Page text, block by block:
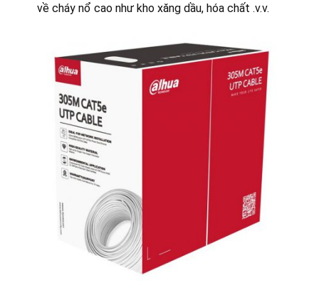
về cháy nổ cao như kho xăng dầu, hóa chất .v.v.